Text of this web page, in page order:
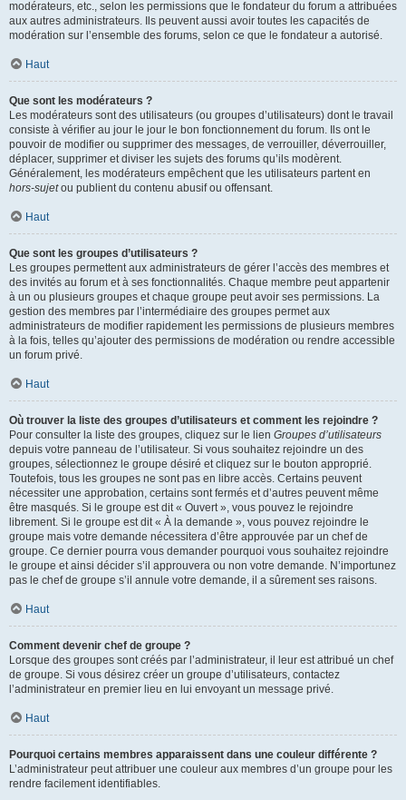
modérateurs, etc., selon les permissions que le fondateur du forum a attribuées
aux autres administrateurs. Ils peuvent aussi avoir toutes les capacités de
modération sur l’ensemble des forums, selon ce que le fondateur a autorisé.
Haut
Que sont les modérateurs ?
Les modérateurs sont des utilisateurs (ou groupes d’utilisateurs) dont le travail
consiste à vérifier au jour le jour le bon fonctionnement du forum. Ils ont le
pouvoir de modifier ou supprimer des messages, de verrouiller, déverrouiller,
déplacer, supprimer et diviser les sujets des forums qu’ils modèrent.
Généralement, les modérateurs empêchent que les utilisateurs partent en
hors-sujetou publient du contenu abusif ou offensant.
Haut
Que sont les groupes d’utilisateurs ?
Les groupes permettent aux administrateurs de gérer l’accès des membres et
des invités au forum et à ses fonctionnalités. Chaque membre peut appartenir
à un ou plusieurs groupes et chaque groupe peut avoir ses permissions. La
gestion des membres par l’intermédiaire des groupes permet aux
administrateurs de modifier rapidement les permissions de plusieurs membres
à la fois, telles qu’ajouter des permissions de modération ou rendre accessible
un forum privé.
Haut
Où trouver la liste des groupes d’utilisateurs et comment les rejoindre ?
Pour consulter la liste des groupes, cliquez sur le lien Groupes d’utilisateurs
depuis votre panneau de l’utilisateur. Si vous souhaitez rejoindre un des
groupes, sélectionnez le groupe désiré et cliquez sur le bouton approprié.
Toutefois, tous les groupes ne sont pas en libre accès. Certains peuvent
nécessiter une approbation, certains sont fermés et d’autres peuvent même
être masqués. Si le groupe est dit « Ouvert », vous pouvez le rejoindre
librement. Si le groupe est dit « À la demande », vous pouvez rejoindre le
groupe mais votre demande nécessitera d’être approuvée par un chef de
groupe. Ce dernier pourra vous demander pourquoi vous souhaitez rejoindre
le groupe et ainsi décider s’il approuvera ou non votre demande. N’importunez
pas le chef de groupe s’il annule votre demande, il a sûrement ses raisons.
Haut
Comment devenir chef de groupe ?
Lorsque des groupes sont créés par l’administrateur, il leur est attribué un chef
de groupe. Si vous désirez créer un groupe d’utilisateurs, contactez
l’administrateur en premier lieu en lui envoyant un message privé.
Haut
Pourquoi certains membres apparaissent dans une couleur différente ?
L’administrateur peut attribuer une couleur aux membres d’un groupe pour les
rendre facilement identifiables.